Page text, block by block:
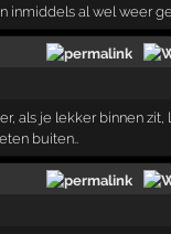
inmiddels al wel weer
als je lekker binnen
buiten..